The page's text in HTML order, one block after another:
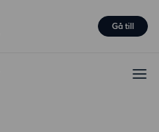
Gå till